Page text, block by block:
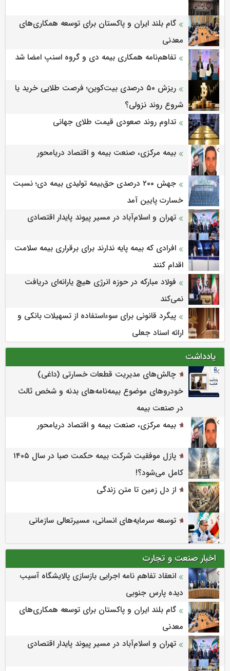
گام بلند ایران و پاکستان برای توسعه همکاری‌های
معدنی
تفاهم‌نامه همکاری بیمه دی و گروه اسنپ امضا شد
ریزش ۵۰ درصدی بیت‌کوین؛ فرصت طلایی خرید یا
شروع روند نزولی؟
تداوم روند صعودی قیمت طلای جهانی
بیمه مرکزی، صنعت بیمه و اقتصاد دریامحور
جهش ۲۰۰ درصدی حق‌بیمه تولیدی بیمه دی؛ نسبت
خسارت پایین آمد
تهران و اسلام‌آباد در مسیر پیوند پایدار اقتصادی
افرادی که بیمه پایه ندارند برای برقراری بیمه سلامت
اقدام کنند
فولاد مبارکه در حوزه انرژی هیچ یارانه‌ای دریافت
نمی‌کند
پیگرد قانونی برای سوءاستفاده از تسهیلات بانکی و
ارائه اسناد جعلی
یادداشت
چالش‌های مدیریت قطعات خسارتی (داغی)
خودروهای موضوع بیمه‌نامه‌های بدنه و شخص ثالث
در صنعت بیمه
بیمه مرکزی، صنعت بیمه و اقتصاد دریامحور
پازل موفقیت شرکت بیمه حکمت صبا در سال ۱۴۰۵
کامل می‌شود؟!
از دل زمین تا متن زندگی
توسعه سرمایه‌های انسانی، مسیرتعالی سازمانی
اخبار صنعت و تجارت
انعقاد تفاهم نامه اجرایی بازسازی پالایشگاه آسیب
دیده پارس جنوبی
گام بلند ایران و پاکستان برای توسعه همکاری‌های
معدنی
تهران و اسلام‌آباد در مسیر پیوند پایدار اقتصادی